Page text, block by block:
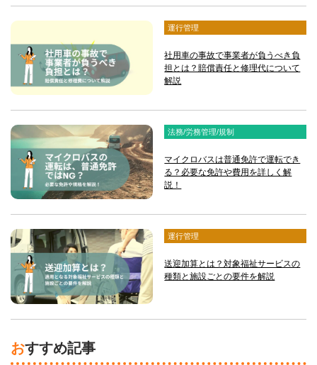
運行管理
社用車の事故で事業者が負うべき負
担とは？賠償責任と修理代について
解説
法務/労務管理/規制
マイクロバスは普通免許で運転でき
る？必要な免許や費用を詳しく解
説！
運行管理
送迎加算とは？対象福祉サービスの
種類と施設ごとの要件を解説
おすすめ記事